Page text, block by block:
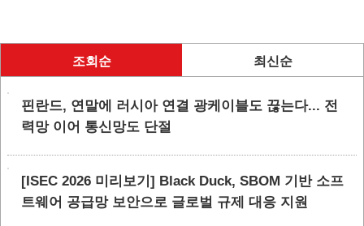
조회순 최신순
핀란드, 연말에 러시아 연결 광케이블도 끊는다... 전
력망 이어 통신망도 단절
[ISEC 2026 미리보기] Black Duck, SBOM 기반 소프
트웨어 공급망 보안으로 글로벌 규제 대응 지원